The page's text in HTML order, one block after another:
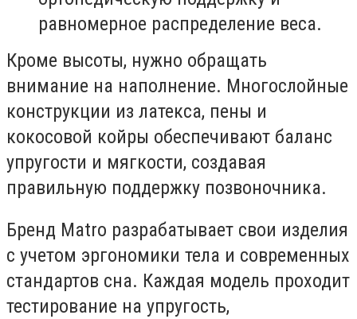
равномерное распределение веса.
Кроме высоты, нужно обращать
внимание на наполнение. Многослойные
конструкции из латекса, пены и
кокосовой койры обеспечивают баланс
упругости и мягкости, создавая
правильную поддержку позвоночника.
Бренд Matro разрабатывает свои изделия
с учетом эргономики тела и современных
стандартов сна. Каждая модель проходит
тестирование на упругость,